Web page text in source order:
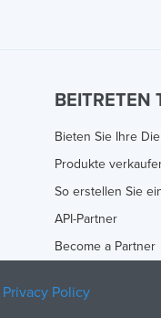
BEITRETEN
Bieten Sie Ihre
Produkte
So erstellen Sie
API-Partner
Become a Partner
Privacy Policy